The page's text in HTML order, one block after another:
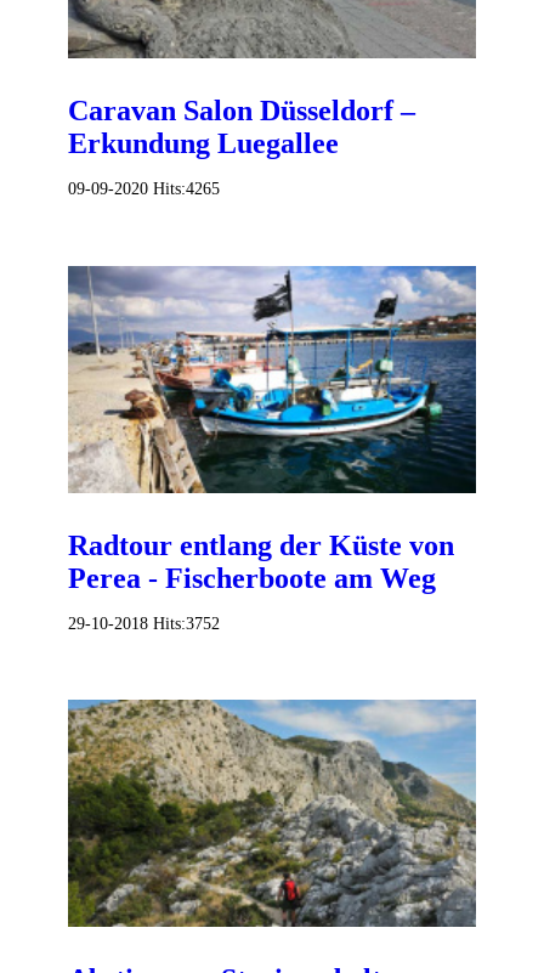
Caravan Salon Düsseldorf –
Erkundung Luegallee
09-09-2020 Hits:4265
Radtour entlang der Küste von
Perea - Fischerboote am Weg
29-10-2018 Hits:3752